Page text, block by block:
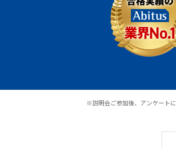
※説明会ご参加後、アンケート